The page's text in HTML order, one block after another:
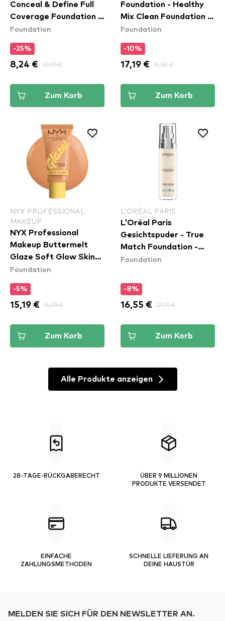
Conceal & Define Full
Coverage Foundation -
F5
Foundation
-25%
8,24 € 10,99 €
Zum Korb
Foundation - Healthy
Mix Clean Foundation -
50C Rose Ivory
Foundation
-10%
17,19 € 19,10 €
Zum Korb
NYX PROFESSIONAL
MAKEUP
NYX Professional
Makeup Buttermelt
Glaze Soft Glow Skin
Tint SPF30 - Vanilla
Foundation
-5%
15,19 € 15,99 €
Zum Korb
L’ORÉAL PARIS
L’Oréal Paris
Gesichtspuder - True
Match Foundation -
1.D/1.W Golden Ivory
Foundation
-8%
16,55 € 17,99 €
Zum Korb
Alle Produkte anzeigen
28-TAGE-RÜCKGABERECHT
ÜBER 9 MILLIONEN
PRODUKTE VERSENDET
EINFACHE
ZAHLUNGSMETHODEN
SCHNELLE LIEFERUNG AN
DEINE HAUSTÜR
MELDEN SIE SICH FÜR DEN NEWSLETTER AN.